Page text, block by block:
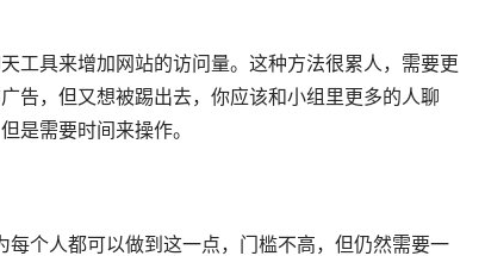
具来增加网站的访问量。这种方法很累人，需要更
告，但又想被踢出去，你应该和小组里更多的人聊
是需要时间来操作。
个人都可以做到这一点，门槛不高，但仍然需要一